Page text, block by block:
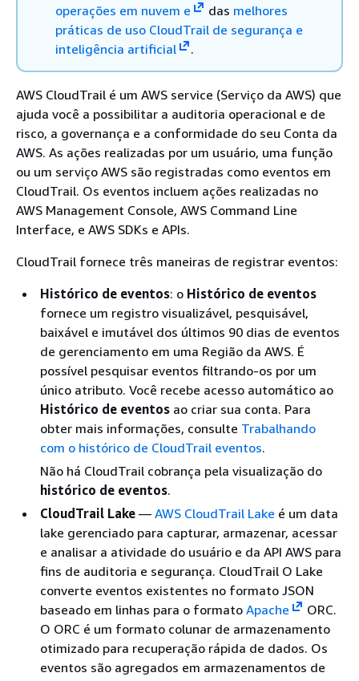
operações em nuvem e
das melhores
práticas de uso CloudTrail de segurança e
inteligência artificial
.
AWS CloudTrail é um AWS service (Serviço da AWS) que
ajuda você a possibilitar a auditoria operacional e de
risco, a governança e a conformidade do seu Conta da
AWS. As ações realizadas por um usuário, uma função
ou um serviço AWS são registradas como eventos em
CloudTrail. Os eventos incluem ações realizadas no
AWS Management Console, AWS Command Line
Interface, e AWS SDKs e APIs.
CloudTrail fornece três maneiras de registrar eventos:
Histórico de eventos: o Histórico de eventos
fornece um registro visualizável, pesquisável,
baixável e imutável dos últimos 90 dias de eventos
de gerenciamento em uma Região da AWS. É
possível pesquisar eventos filtrando-os por um
único atributo. Você recebe acesso automático ao
Histórico de eventos ao criar sua conta. Para
obter mais informações, consulte Trabalhando
com o histórico de CloudTrail eventos.
Não há CloudTrail cobrança pela visualização do
histórico de eventos.
CloudTrail Lake — AWS CloudTrail Lake é um data
lake gerenciado para capturar, armazenar, acessar
e analisar a atividade do usuário e da API AWS para
fins de auditoria e segurança. CloudTrail O Lake
converte eventos existentes no formato JSON
baseado em linhas para o formato Apache
ORC.
O ORC é um formato colunar de armazenamento
otimizado para recuperação rápida de dados. Os
eventos são agregados em armazenamentos de